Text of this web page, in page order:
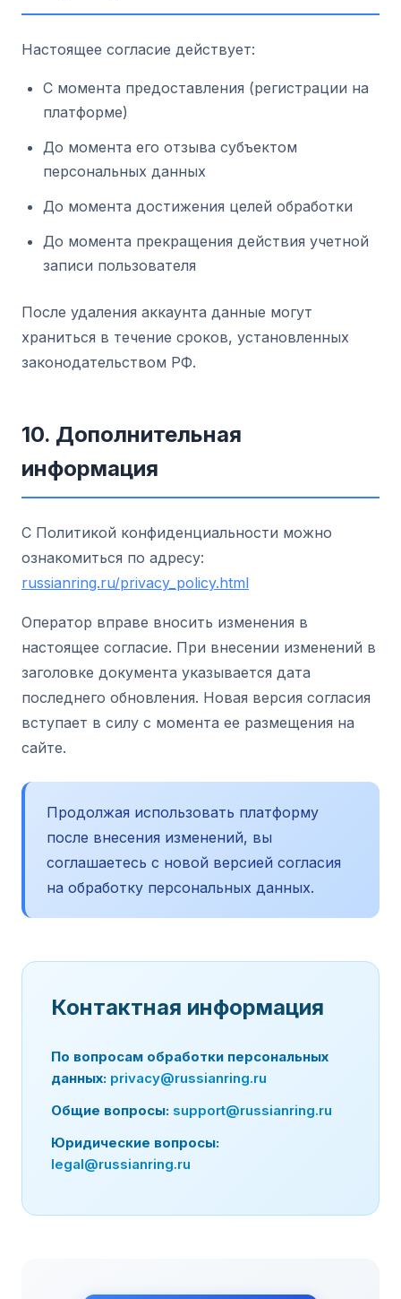
Настоящее согласие действует:
С момента предоставления (регистрации на
платформе)
До момента его отзыва субъектом
персональных данных
До момента достижения целей обработки
До момента прекращения действия учетной
записи пользователя
После удаления аккаунта данные могут
храниться в течение сроков, установленных
законодательством РФ.
10. Дополнительная
информация
С Политикой конфиденциальности можно
ознакомиться по адресу:
russianring.ru/privacy_policy.html
Оператор вправе вносить изменения в
настоящее согласие. При внесении изменений в
заголовке документа указывается дата
последнего обновления. Новая версия согласия
вступает в силу с момента ее размещения на
сайте.
Продолжая использовать платформу
после внесения изменений, вы
соглашаетесь с новой версией согласия
на обработку персональных данных.
Контактная информация
По вопросам обработки персональных
данных: privacy@russianring.ru
Общие вопросы: support@russianring.ru
Юридические вопросы:
legal@russianring.ru